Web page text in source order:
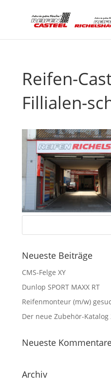
Reifen-
Fillialen-
Neueste Beiträge
CMS-Felge XY
Dunlop SPORT MAXX RT
Reifenmonteur (m/w)
Der neue Zubehör-Katalog
Neueste
Archiv